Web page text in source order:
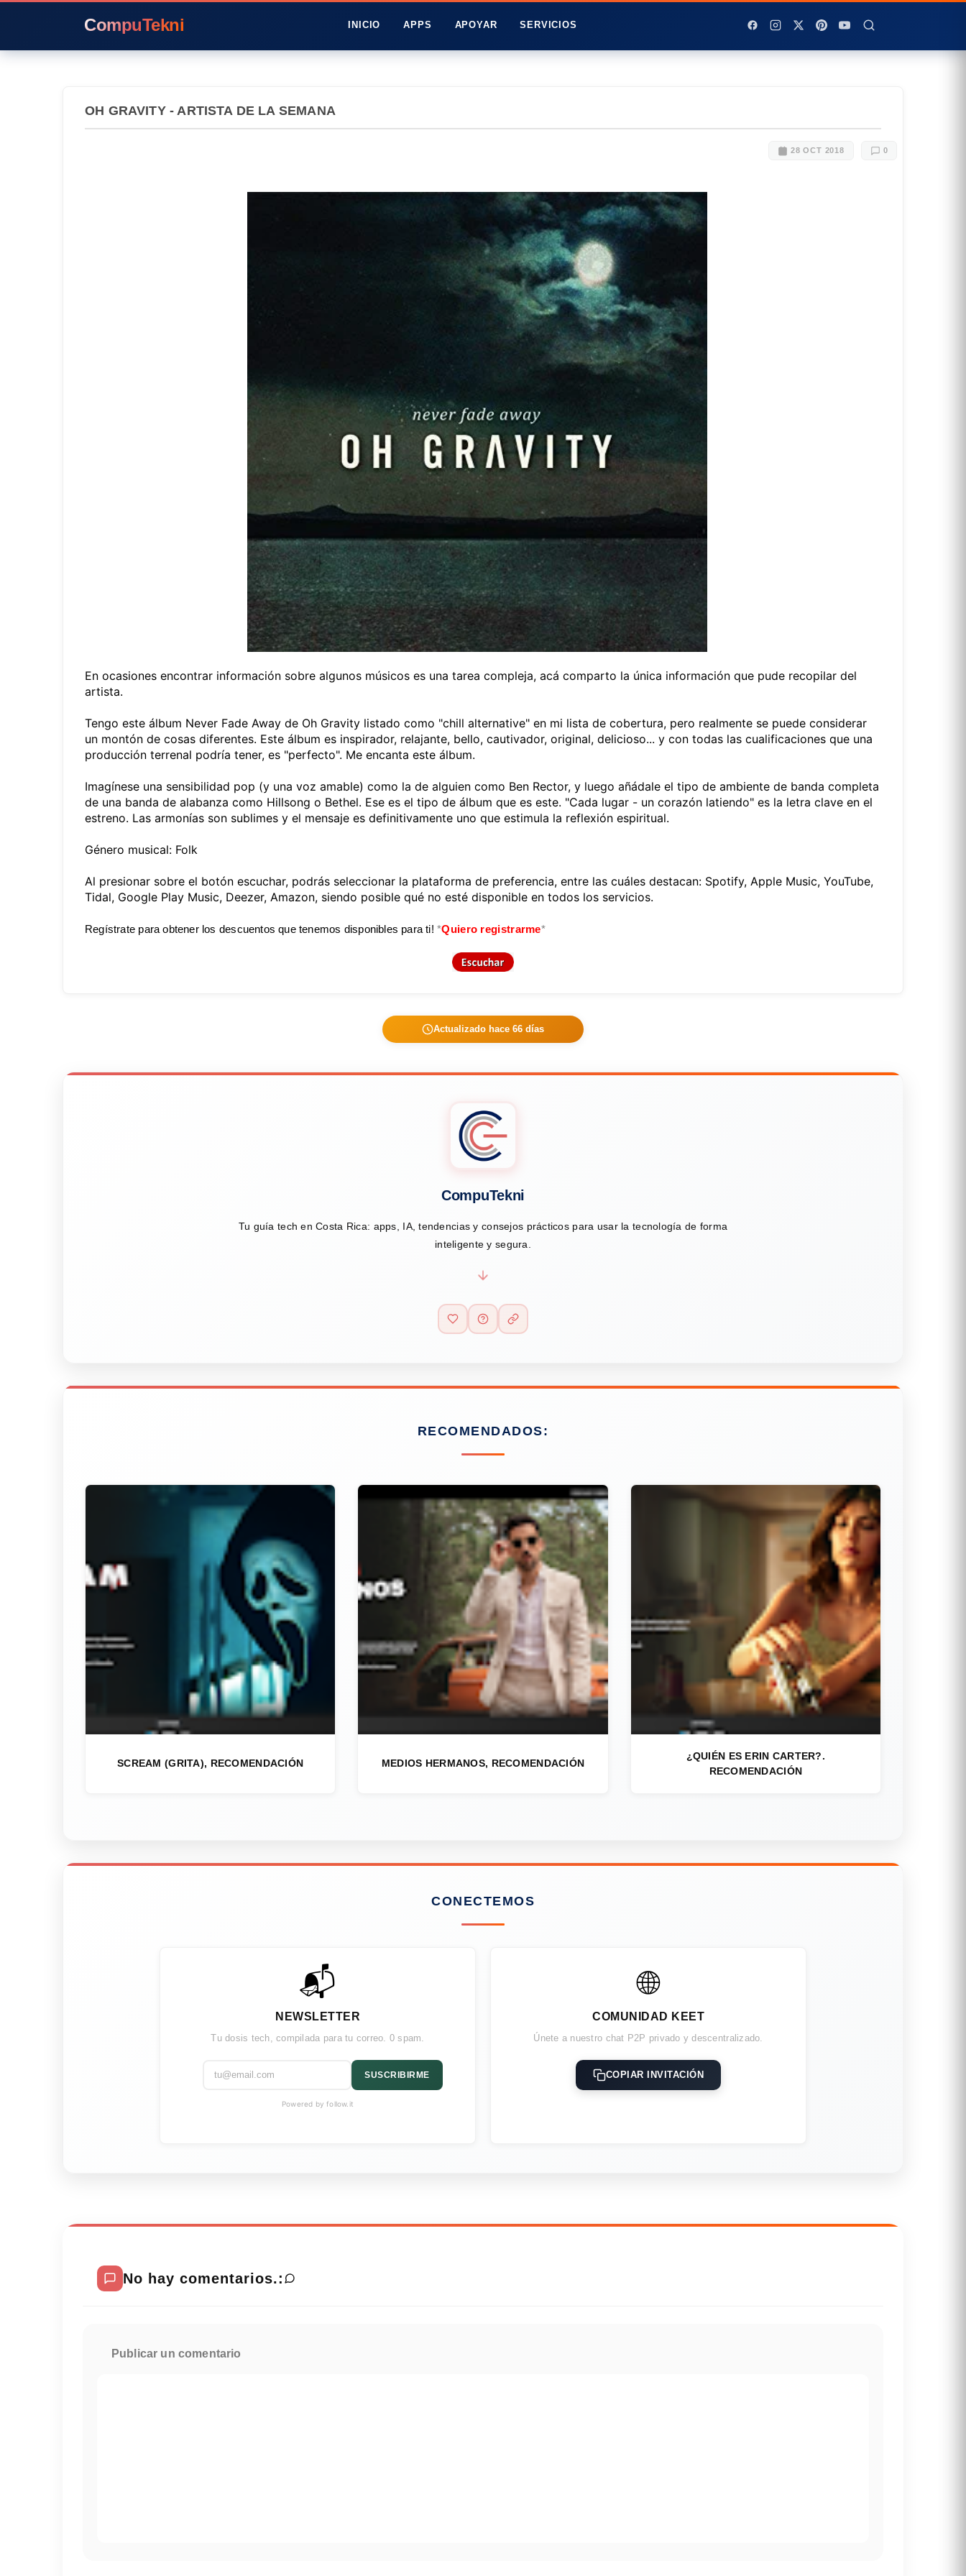
CompuTekni INICIO APPS APOYAR SERVICIOS
OH GRAVITY - ARTISTA DE LA SEMANA
28 OCT 2018 0
En ocasiones encontrar información sobre algunos músicos es una tarea compleja, acá comparto la única información que pude recopilar del
artista.
Tengo este álbum Never Fade Away de Oh Gravity listado como "chill alternative" en mi lista de cobertura, pero realmente se puede considerar
un montón de cosas diferentes. Este álbum es inspirador, relajante, bello, cautivador, original, delicioso... y con todas las cualificaciones que una
producción terrenal podría tener, es "perfecto". Me encanta este álbum.
Imagínese una sensibilidad pop (y una voz amable) como la de alguien como Ben Rector, y luego añádale el tipo de ambiente de banda completa
de una banda de alabanza como Hillsong o Bethel. Ese es el tipo de álbum que es este. "Cada lugar - un corazón latiendo" es la letra clave en el
estreno. Las armonías son sublimes y el mensaje es definitivamente uno que estimula la reflexión espiritual.
Género musical: Folk
Al presionar sobre el botón escuchar, podrás seleccionar la plataforma de preferencia, entre las cuáles destacan: Spotify, Apple Music, YouTube,
Tidal, Google Play Music, Deezer, Amazon, siendo posible qué no esté disponible en todos los servicios.
Regístrate para obtener los descuentos que tenemos disponibles para ti! *Quiero registrarme*
Actualizado hace 66 días
CompuTekni
Tu guía tech en Costa Rica: apps, IA, tendencias y consejos prácticos para usar la tecnología de forma
inteligente y segura.
RECOMENDADOS:
SCREAM (GRITA), RECOMENDACIÓN MEDIOS HERMANOS, RECOMENDACIÓN
¿QUIÉN ES ERIN CARTER?.
RECOMENDACIÓN
CONECTEMOS
📬
NEWSLETTER
Tu dosis tech, compilada para tu correo. 0 spam.
SUSCRIBIRME
Powered by follow.it
🌐
COMUNIDAD KEET
Únete a nuestro chat P2P privado y descentralizado.
COPIAR INVITACIÓN
No hay comentarios.:
Publicar un comentario